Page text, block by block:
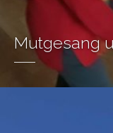
Mutgesang